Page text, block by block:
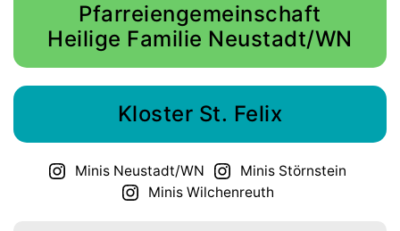
Pfarreiengemeinschaft
Heilige Familie Neustadt/WN
Kloster St. Felix
Minis Neustadt/WN
Minis Störnstein
Minis Wilchenreuth